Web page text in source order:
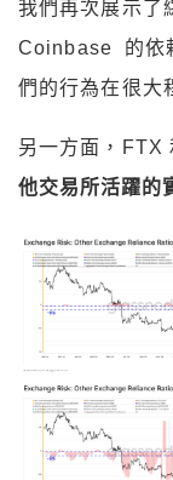
我們再次展示了
Coinbase 的依
們的行為在很大
另一方面，FTX
他交易所活躍的